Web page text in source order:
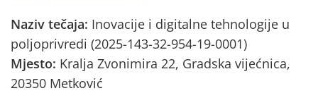
Naziv tečaja: Inovacije i digitalne tehnologije u
poljoprivredi (2025-143-32-954-19-0001)
Mjesto: Kralja Zvonimira 22, Gradska vijećnica,
20350 Metković